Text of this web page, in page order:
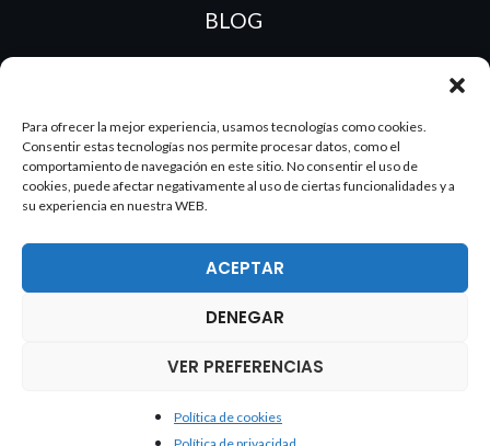
Para ofrecer la mejor experiencia, usamos tecnologías como cookies.
Consentir estas tecnologías nos permite procesar datos, como el
comportamiento de navegación en este sitio. No consentir el uso de
cookies, puede afectar negativamente al uso de ciertas funcionalidades y a
su experiencia en nuestra WEB.
ACEPTAR
DENEGAR
VER PREFERENCIAS
Política de cookies
BLOG
2026 Dake. Todos los derechos reservados.
Política de privacidad